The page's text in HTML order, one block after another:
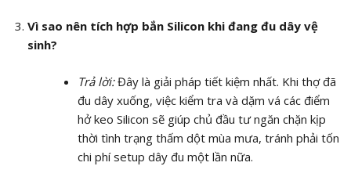
Vì sao nên tích hợp bắn Silicon khi đang đu dây vệ
sinh?
Trả lời:Đây là giải pháp tiết kiệm nhất. Khi thợ đã
đu dây xuống, việc kiểm tra và dặm vá các điểm
hở keo Silicon sẽ giúp chủ đầu tư ngăn chặn kịp
thời tình trạng thấm dột mùa mưa, tránh phải tốn
chi phí setup dây đu một lần nữa.